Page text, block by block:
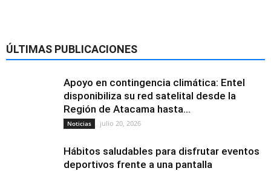
ÚLTIMAS PUBLICACIONES
Apoyo en contingencia climática: Entel
disponibiliza su red satelital desde la
Región de Atacama hasta...
Noticias julio 20, 2026
Hábitos saludables para disfrutar eventos
deportivos frente a una pantalla